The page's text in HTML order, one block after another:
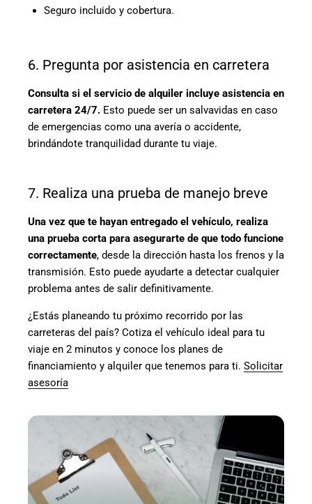
Seguro incluido y cobertura.
6. Pregunta por asistencia en carretera
Consulta si el servicio de alquiler incluye asistencia en
carretera 24/7. Esto puede ser un salvavidas en caso
de emergencias como una avería o accidente,
brindándote tranquilidad durante tu viaje.
7. Realiza una prueba de manejo breve
Una vez que te hayan entregado el vehículo, realiza
una prueba corta para asegurarte de que todo funcione
correctamente, desde la dirección hasta los frenos y la
transmisión. Esto puede ayudarte a detectar cualquier
problema antes de salir definitivamente.
¿Estás planeando tu próximo recorrido por las
carreteras del país? Cotiza el vehículo ideal para tu
viaje en 2 minutos y conoce los planes de
financiamiento y alquiler que tenemos para ti. Solicitar
asesoría